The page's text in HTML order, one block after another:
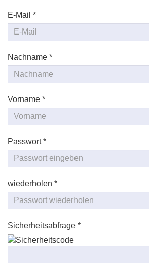
E-Mail *
Nachname *
Vorname *
Passwort *
wiederholen *
Sicherheitsabfrage *